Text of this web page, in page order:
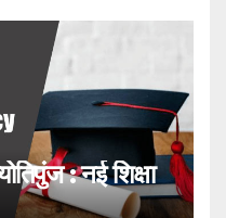
: नई शिक्षा